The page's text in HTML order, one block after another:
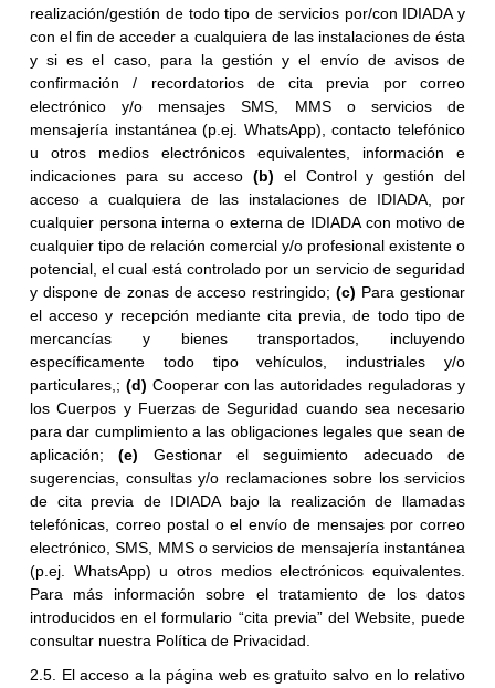
realización/gestión de todo tipo de servicios por/con IDIADA y
con el fin de acceder a cualquiera de las instalaciones de ésta
y si es el caso, para la gestión y el envío de avisos de
confirmación / recordatorios de cita previa por correo
electrónico y/o mensajes SMS, MMS o servicios de
mensajería instantánea (p.ej. WhatsApp), contacto telefónico
u otros medios electrónicos equivalentes, información e
indicaciones para su acceso(b) el Control y gestión del
acceso a cualquiera de las instalaciones de IDIADA, por
cualquier persona interna o externa de IDIADA con motivo de
cualquier tipo de relación comercial y/o profesional existente o
potencial, el cual está controlado por un servicio de seguridad
y dispone de zonas de acceso restringido;(c) Para gestionar
el acceso y recepción mediante cita previa, de todo tipo de
mercancías y bienes transportados, incluyendo
específicamente todo tipo vehículos, industriales y/o
particulares,; (d) Cooperar con las autoridades reguladoras y
los Cuerpos y Fuerzas de Seguridad cuando sea necesario
para dar cumplimiento a las obligaciones legales que sean de
aplicación;(e) Gestionar el seguimiento adecuado de
sugerencias, consultas y/o reclamaciones sobre los servicios
de cita previa de IDIADA bajo la realización de llamadas
telefónicas, correo postal o el envío de mensajes por correo
electrónico, SMS, MMS o servicios de mensajería instantánea
(p.ej. WhatsApp) u otros medios electrónicos equivalentes.
Para más información sobre el tratamiento de los datos
introducidos en el formulario “cita previa” del Website, puede
consultar nuestra Política de Privacidad.
2.5. El acceso a la página web es gratuito salvo en lo relativo